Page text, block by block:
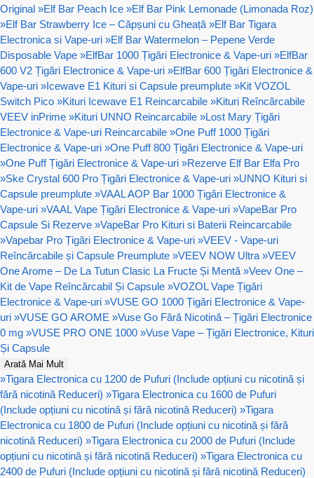
Original »Elf Bar Peach Ice »Elf Bar Pink Lemonade (Limonada Roz)
»Elf Bar Strawberry Ice – Căpșuni cu Gheață »Elf Bar Tigara
Electronica si Vape-uri »Elf Bar Watermelon – Pepene Verde
Disposable Vape »ElfBar 1000 Țigări Electronice & Vape-uri »ElfBar
600 V2 Țigări Electronice & Vape-uri »ElfBar 600 Țigări Electronice &
Vape-uri »Icewave E1 Kituri si Capsule preumplute »Kit VOZOL
Switch Pico »Kituri Icewave E1 Reincarcabile »Kituri Reîncărcabile
VEEV inPrime »Kituri UNNO Reincarcabile »Lost Mary Țigări
Electronice & Vape-uri Reincarcabile »One Puff 1000 Țigări
Electronice & Vape-uri »One Puff 800 Țigări Electronice & Vape-uri
»One Puff Țigări Electronice & Vape-uri »Rezerve Elf Bar Elfa Pro
»Ske Crystal 600 Pro Țigări Electronice & Vape-uri »UNNO Kituri si
Capsule preumplute »VAAL AOP Bar 1000 Țigări Electronice &
Vape-uri »VAAL Vape Țigări Electronice & Vape-uri »VapeBar Pro
Capsule Si Rezerve »VapeBar Pro Kituri si Baterii Reincarcabile
»Vapebar Pro Țigări Electronice & Vape-uri »VEEV - Vape-uri
Reîncărcabile și Capsule Preumplute »VEEV NOW Ultra »VEEV
One Arome – De La Tutun Clasic La Fructe Și Mentă »Veev One –
Kit de Vape Reîncărcabil Și Capsule »VOZOL Vape Țigări
Electronice & Vape-uri »VUSE GO 1000 Țigări Electronice & Vape-
uri »VUSE GO AROME »Vuse Go Fără Nicotină – Țigări Electronice
0 mg »VUSE PRO ONE 1000 »Vuse Vape – Țigări Electronice, Kituri
Și Capsule
Arată Mai Mult
»Tigara Electronica cu 1200 de Pufuri (Include opțiuni cu nicotină și
fără nicotină Reduceri) »Tigara Electronica cu 1600 de Pufuri
(Include opțiuni cu nicotină și fără nicotină Reduceri) »Tigara
Electronica cu 1800 de Pufuri (Include opțiuni cu nicotină și fără
nicotină Reduceri) »Tigara Electronica cu 2000 de Pufuri (Include
opțiuni cu nicotină și fără nicotină Reduceri) »Tigara Electronica cu
2400 de Pufuri (Include opțiuni cu nicotină și fără nicotină Reduceri)